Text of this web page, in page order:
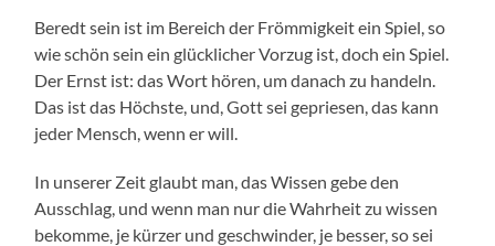
Beredt sein ist im Bereich der Frömmigkeit ein Spiel, so
wie schön sein ein glücklicher Vorzug ist, doch ein Spiel.
Der Ernst ist: das Wort hören, um danach zu handeln.
Das ist das Höchste, und, Gott sei gepriesen, das kann
jeder Mensch, wenn er will.
In unserer Zeit glaubt man, das Wissen gebe den
Ausschlag, und wenn man nur die Wahrheit zu wissen
bekomme, je kürzer und geschwinder, je besser, so sei